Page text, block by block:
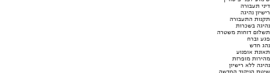
דיני תעבורה
רישיון נהיגה
תקנות התעבורה
נהיגה בשכרות
תשלום דוחות משטרה
פגע וברח
נהג חדש
תאונת אופנוע
מהירות מופרזת
נהיגה ללא רישיון
שיטת הניקוד החדשה